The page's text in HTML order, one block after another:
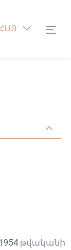
թվականի